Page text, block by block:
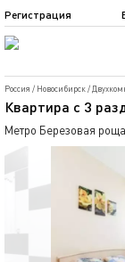
Регистрация
Россия / Новосибирск/
Квартира с 3
Метро Березовая роща.